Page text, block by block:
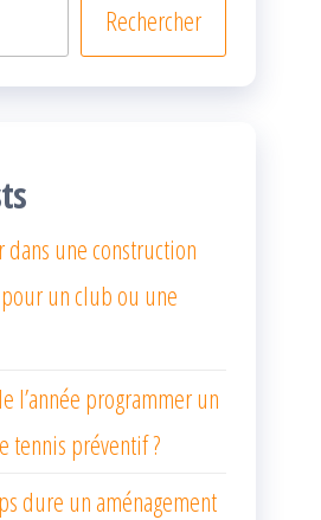
Rechercher
une construction
un club ou une
l’année programmer un
tennis préventif ?
dure un aménagement